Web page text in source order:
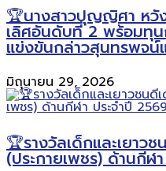
🏆นางสาวปุญญิศา หวั
เลิศอันดับที่ 2 พร้อมทุ
แข่งขันกล่าวสุนทรพจน์
มิถุนายน 29, 2026
🏆รางวัลเด็กและเยาว
(ประกายเพชร) ด้านกีฬ